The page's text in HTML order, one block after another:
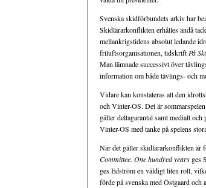
Svenska skidförbundets arkiv har
Skidlärarkonflikten erhålles ändå
mellankrigstidens absolut ledande
friluftsorganisationen, tidskrift På
Man lämnade successivt över
information om både tävlings- och
Vidare kan konstateras att den
och Vinter-OS. Det är
gäller deltagarantal samt medialt
Vinter-OS med tanke på spelens
När det gäller skidlärarkonflikten är
Committee. One hundred years ges
ges Edström en väldigt liten roll,
förde på svenska med Östgaard